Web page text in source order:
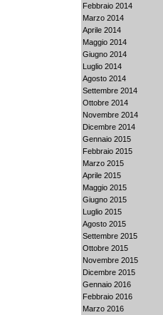
Febbraio 2014
Marzo 2014
Aprile 2014
Maggio 2014
Giugno 2014
Luglio 2014
Agosto 2014
Settembre 2014
Ottobre 2014
Novembre 2014
Dicembre 2014
Gennaio 2015
Febbraio 2015
Marzo 2015
Aprile 2015
Maggio 2015
Giugno 2015
Luglio 2015
Agosto 2015
Settembre 2015
Ottobre 2015
Novembre 2015
Dicembre 2015
Gennaio 2016
Febbraio 2016
Marzo 2016